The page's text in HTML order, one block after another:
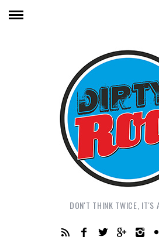
DON'T THINK TWICE, IT'S